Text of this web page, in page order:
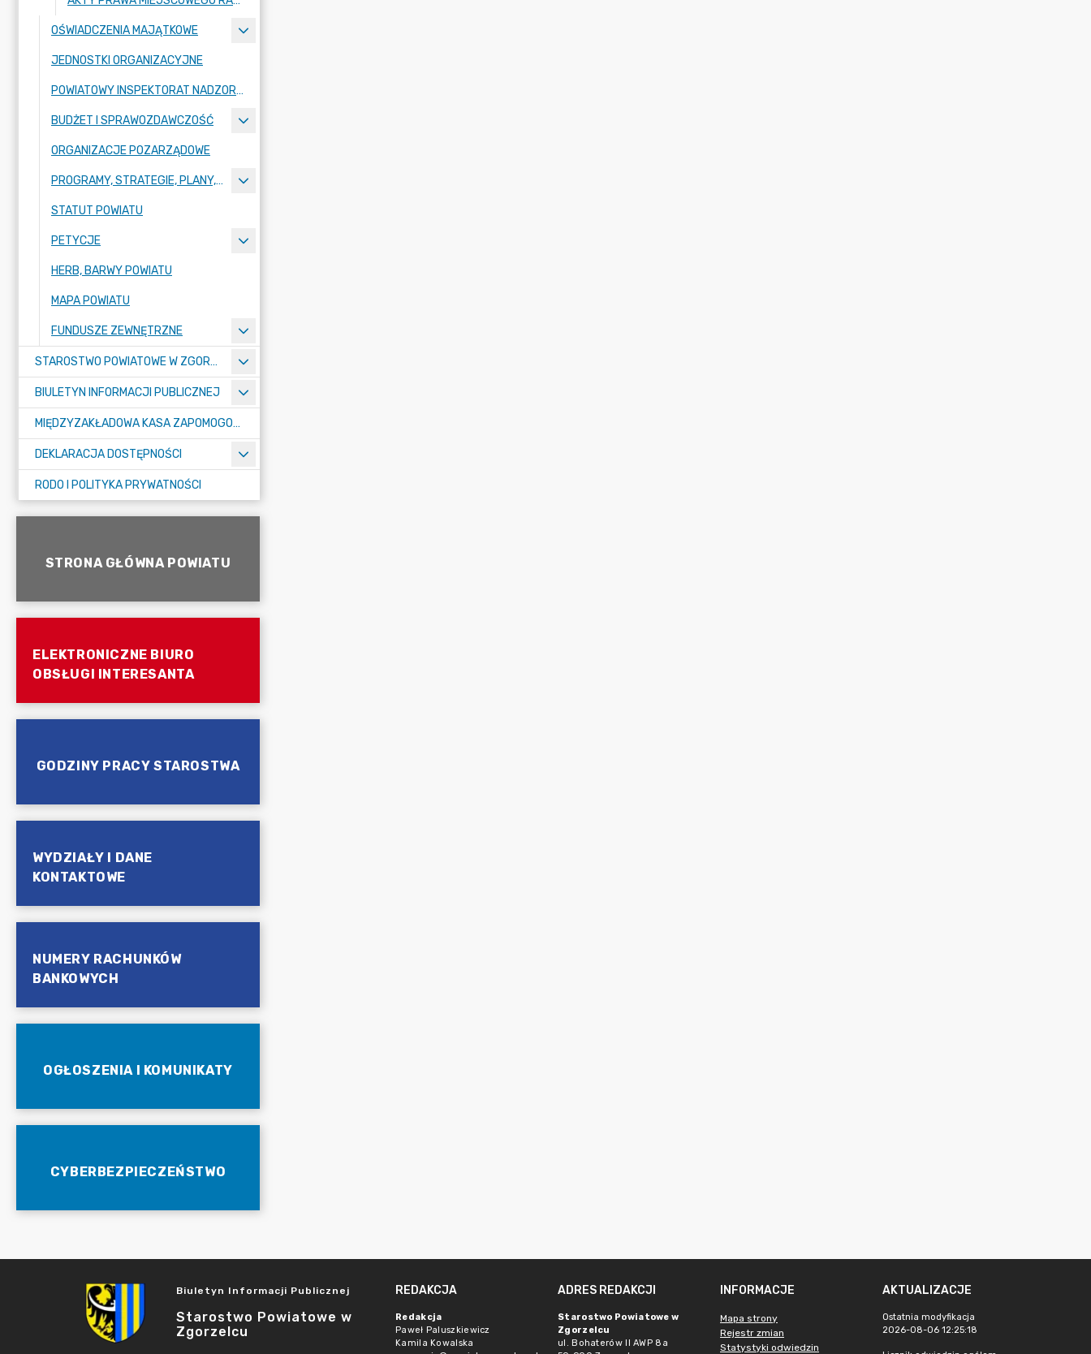
OŚWIADCZENIA MAJĄTKOWE
JEDNOSTKI ORGANIZACYJNE
POWIATOWY INSPEKTORAT NADZORU BUDOWLANEGO
BUDŻET I SPRAWOZDAWCZOŚĆ
ORGANIZACJE POZARZĄDOWE
PROGRAMY, STRATEGIE, PLANY, RAPORTY
STATUT POWIATU
PETYCJE
HERB, BARWY POWIATU
MAPA POWIATU
FUNDUSZE ZEWNĘTRZNE
STAROSTWO POWIATOWE W ZGORZELCU
BIULETYN INFORMACJI PUBLICZNEJ
MIĘDZYZAKŁADOWA KASA ZAPOMOGOWO-POŻYCZKOWA
DEKLARACJA DOSTĘPNOŚCI
RODO I POLITYKA PRYWATNOŚCI
STRONA GŁÓWNA POWIATU
ELEKTRONICZNE BIURO
OBSŁUGI INTERESANTA
GODZINY PRACY STAROSTWA
WYDZIAŁY I DANE
KONTAKTOWE
NUMERY RACHUNKÓW
BANKOWYCH
OGŁOSZENIA I KOMUNIKATY
CYBERBEZPIECZEŃSTWO
Biuletyn Informacji Publicznej
Starostwo Powiatowe w
Zgorzelcu
REDAKCJA
Redakcja
Paweł Paluszkiewicz
Kamila Kowalska
ADRES REDAKCJI
Starostwo Powiatowe w
Zgorzelcu
ul. Bohaterów II AWP 8a
INFORMACJE
Mapa strony
Rejestr zmian
Statystyki odwiedzin
AKTUALIZACJE
Ostatnia modyfikacja
2026-08-06 12:25:18